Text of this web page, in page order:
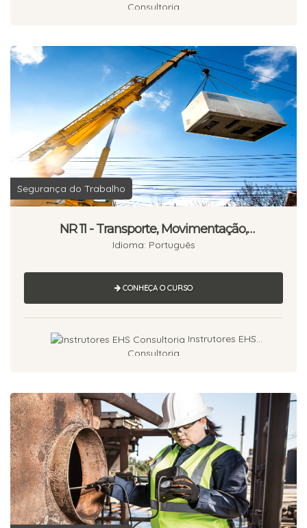
Consultoria
Segurança do Trabalho
NR 11 - Transporte, Movimentação,
Armazenagem e Manuseio de Materiais
Idioma: Português
CONHEÇA O CURSO
Instrutores EHS
Consultoria